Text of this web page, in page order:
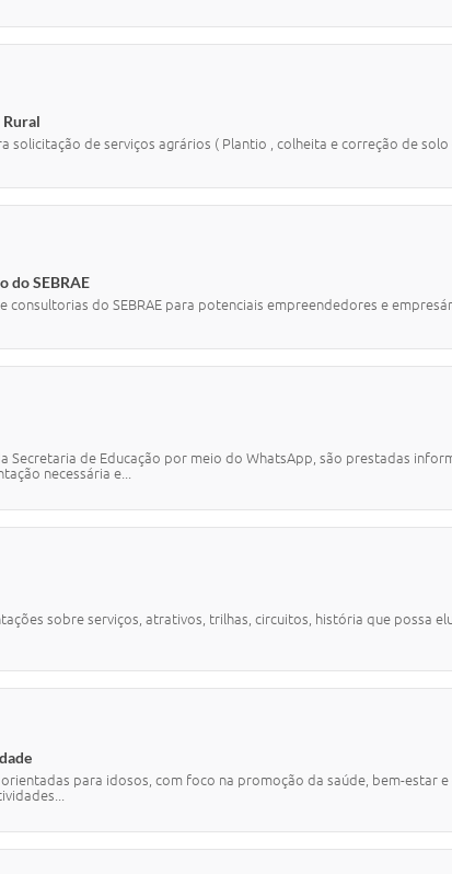
solicitação de serviços agrários ( Plantio , colheita e correção de
do SEBRAE
consultorias do SEBRAE para potenciais empreendedores e
Secretaria de Educação por meio do WhatsApp, são prestadas
necessária e...
sobre serviços, atrativos, trilhas, circuitos, história que possa
para idosos, com foco na promoção da saúde, bem-estar